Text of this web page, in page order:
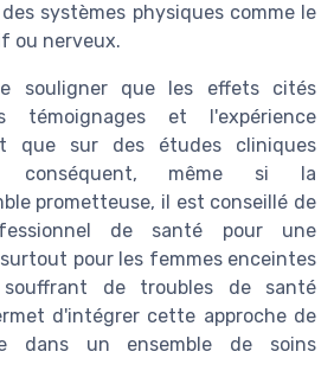
systèmes physiques comme le
ou nerveux.
souligner que les effets cités
témoignages et l'expérience
que sur des études cliniques
conséquent, même si la
prometteuse, il est conseillé de
de santé pour une
pour les femmes enceintes
de troubles de santé
d'intégrer cette approche de
dans un ensemble de soins